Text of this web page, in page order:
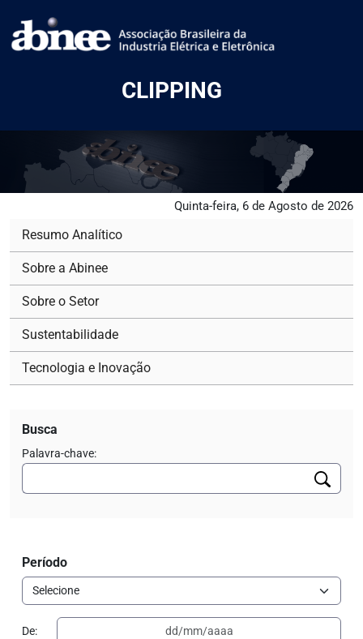
CLIPPING
Quinta-feira, 6 de Agosto de 2026
Resumo Analítico
Sobre a Abinee
Sobre o Setor
Sustentabilidade
Tecnologia e Inovação
Busca
Palavra-chave:
Período
De: